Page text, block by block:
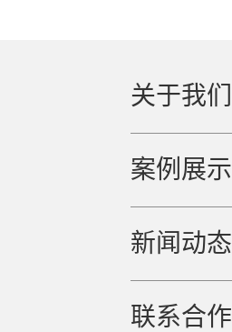
关于我们
案例展示
新闻动态
联系合作